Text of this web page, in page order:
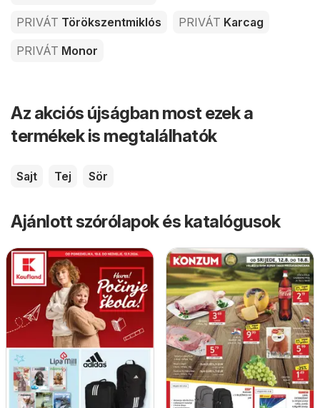
PRIVÁT Törökszentmiklós PRIVÁT Karcag
PRIVÁT Monor
Az akciós újságban most ezek a
termékek is megtalálhatók
Sajt Tej Sör
Ajánlott szórólapok és katalógusok